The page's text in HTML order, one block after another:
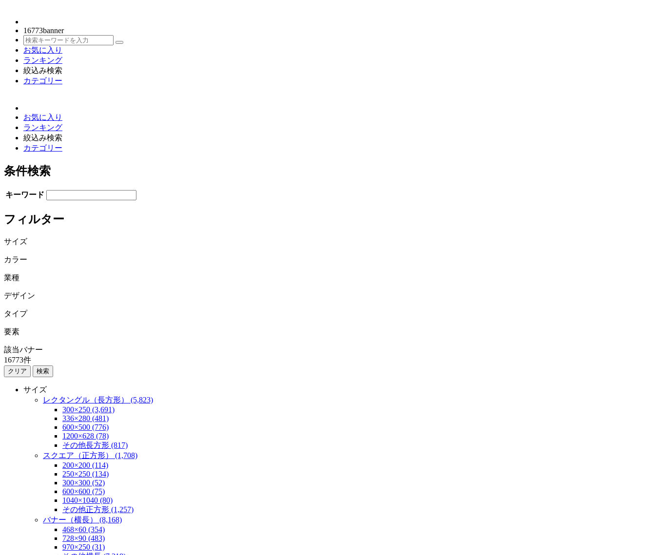
16773banner
お気に入り
ランキング
絞込み検索
カテゴリー
お気に入り
ランキング
絞込み検索
カテゴリー
条件検索
キーワード
フィルター
サイズ
カラー
業種
デザイン
タイプ
要素
該当バナー
16773件
検索
サイズ
レクタングル（長方形） (5,823)
300×250 (3,691)
336×280 (481)
600×500 (776)
1200×628 (78)
その他長方形 (817)
スクエア（正方形） (1,708)
200×200 (114)
250×250 (134)
300×300 (52)
600×600 (75)
1040×1040 (80)
その他正方形 (1,257)
バナー（横長） (8,168)
468×60 (354)
728×90 (483)
970×250 (31)